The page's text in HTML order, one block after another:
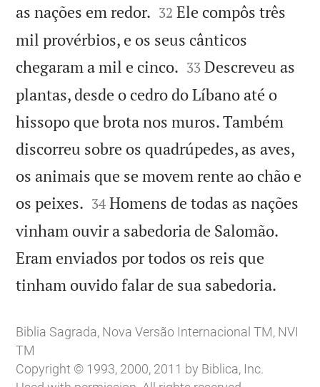
as nações em redor. 

32 Ele compôs três
mil provérbios, e os seus cânticos
chegaram a mil e cinco. 

33 Descreveu as
plantas, desde o cedro do Líbano até o
hissopo que brota nos muros. Também
discorreu sobre os quadrúpedes, as aves,
os animais que se movem rente ao chão e
os peixes. 

34 Homens de todas as nações
vinham ouvir a sabedoria de Salomão.
Eram enviados por todos os reis que
tinham ouvido falar de sua sabedoria.
Biblia Sagrada, Nova Versão Internacional TM, NVI
TM
Copyright © 1993, 2000, 2011 by Biblica, Inc.